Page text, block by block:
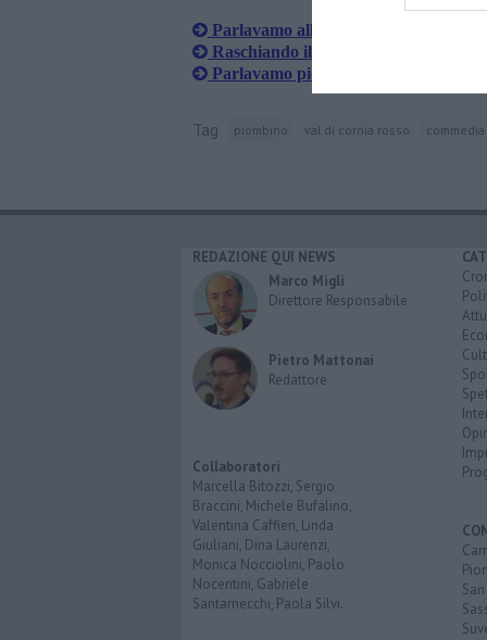
Parlavamo alla piombinese, il nuovo
​Raschiando il fondo del barile…
Parlavamo piombinese negli anni '70
Tag piombino val di cornia rosso
REDAZIONE QUI NEWS
Marco Migli
Direttore Responsabile
Pietro Mattonai
Redattore
Collaboratori
Marcella Bitozzi, Sergio
Braccini, Michele Bufalino,
Valentina Caffieri, Linda
Giuliani, Dina Laurenzi,
Monica Nocciolini, Paolo
Nocentini, Gabriele
Santarnecchi, Paola Silvi.